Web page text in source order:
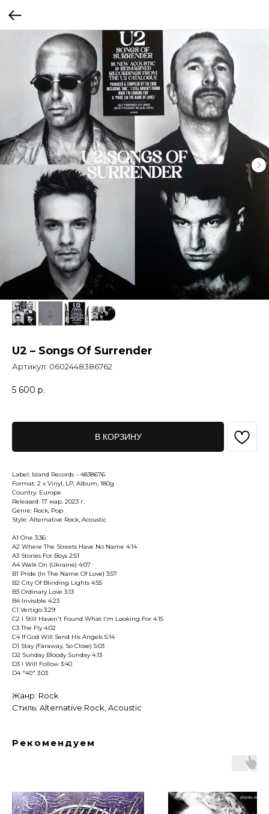
U2 – Songs Of Surrender
Артикул: 0602448386762
5 600 р.
В КОРЗИНУ
Label: Island Records – 4838676
Format: 2 x Vinyl, LP, Album, 180g
Country: Europe
Released: 17 мар. 2023 г.
Genre: Rock, Pop
Style: Alternative Rock, Acoustic
A1 One 3:36
A2 Where The Streets Have No Name 4:14
A3 Stories For Boys 2:51
A4 Walk On (Ukraine) 4:07
B1 Pride (In The Name Of Love) 3:57
B2 City Of Blinding Lights 4:55
B3 Ordinary Love 3:13
B4 Invisible 4:23
C1 Vertigo 3:29
C2 I Still Haven't Found What I'm Looking For 4:15
C3 The Fly 4:02
C4 If God Will Send His Angels 5:14
D1 Stay (Faraway, So Close) 5:03
D2 Sunday Bloody Sunday 4:13
D3 I Will Follow 3:40
D4 "40" 3:03
Жанр: Rock
Стиль: Alternative Rock, Acoustic
Рекомендуем